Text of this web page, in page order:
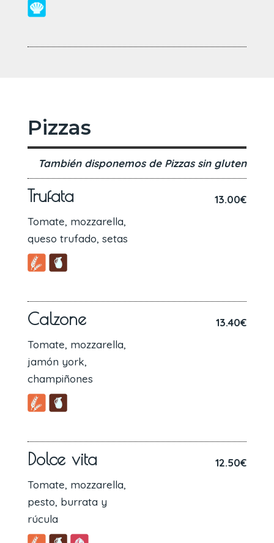
Pizzas
También disponemos de Pizzas sin gluten
Trufata
Tomate, mozzarella,
queso trufado, setas
13.00€
Calzone
Tomate, mozzarella,
jamón york,
champiñones
13.40€
Dolce vita
Tomate, mozzarella,
pesto, burrata y
rúcula
12.50€